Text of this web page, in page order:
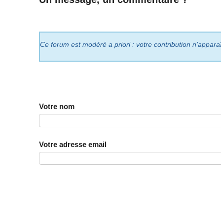
Ce forum est modéré a priori : votre contribution
Votre nom
Votre adresse email